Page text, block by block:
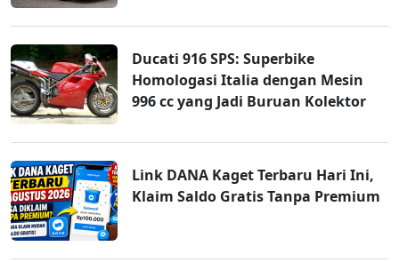
Ducati 916 SPS: Superbike
Homologasi Italia dengan Mesin
996 cc yang Jadi Buruan Kolektor
Link DANA Kaget Terbaru Hari Ini,
Klaim Saldo Gratis Tanpa Premium